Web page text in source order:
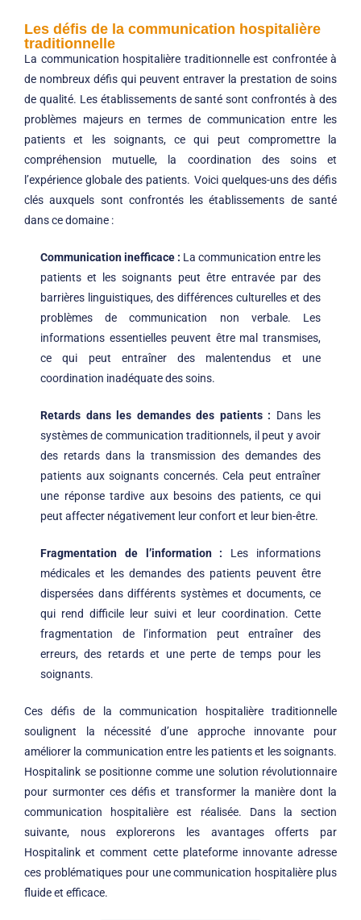
Les défis de la communication hospitalière
traditionnelle
La communication hospitalière traditionnelle est confrontée à
de nombreux défis qui peuvent entraver la prestation de soins
de qualité. Les établissements de santé sont confrontés à des
problèmes majeurs en termes de communication entre les
patients et les soignants, ce qui peut compromettre la
compréhension mutuelle, la coordination des soins et
l’expérience globale des patients. Voici quelques-uns des défis
clés auxquels sont confrontés les établissements de santé
dans ce domaine :
Communication inefficace : La communication entre les
patients et les soignants peut être entravée par des
barrières linguistiques, des différences culturelles et des
problèmes de communication non verbale. Les
informations essentielles peuvent être mal transmises,
ce qui peut entraîner des malentendus et une
coordination inadéquate des soins.
Retards dans les demandes des patients : Dans les
systèmes de communication traditionnels, il peut y avoir
des retards dans la transmission des demandes des
patients aux soignants concernés. Cela peut entraîner
une réponse tardive aux besoins des patients, ce qui
peut affecter négativement leur confort et leur bien-être.
Fragmentation de l’information : Les informations
médicales et les demandes des patients peuvent être
dispersées dans différents systèmes et documents, ce
qui rend difficile leur suivi et leur coordination. Cette
fragmentation de l’information peut entraîner des
erreurs, des retards et une perte de temps pour les
soignants.
Ces défis de la communication hospitalière traditionnelle
soulignent la nécessité d’une approche innovante pour
améliorer la communication entre les patients et les soignants.
Hospitalink se positionne comme une solution révolutionnaire
pour surmonter ces défis et transformer la manière dont la
communication hospitalière est réalisée. Dans la section
suivante, nous explorerons les avantages offerts par
Hospitalink et comment cette plateforme innovante adresse
ces problématiques pour une communication hospitalière plus
fluide et efficace.